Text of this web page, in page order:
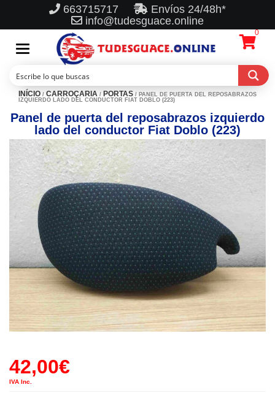
663715717
Envíos 24/48h*
info@tudesguace.online
Toggle
navigation
0
INÍCIO / CARROÇARIA / PORTAS / PANEL DE PUERTA DEL REPOSABRAZOS
IZQUIERDO LADO DEL CONDUCTOR FIAT DOBLO (223)
Panel de puerta del reposabrazos izquierdo
lado del conductor Fiat Doblo (223)
42,00€
IVA Inc.